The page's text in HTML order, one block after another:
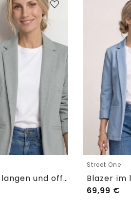
Blazer im langen und offenen Schnitt
Street One
69,99 €